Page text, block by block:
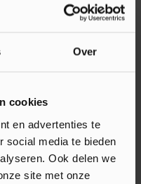
Over
cookies
en advertenties te
social media te bieden
Ook delen we
site met onze
, Laminaat, Plak PVC